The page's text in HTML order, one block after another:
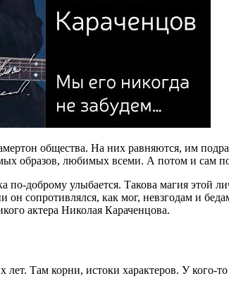
общества. На них равняются, им
образов, любимых всеми. А потом и сам
по-доброму улыбается. Такова магия этой
сопротивлялся, как мог, невзгодам и
актера Николая Караченцова.
лет. Там корни, истоки характеров. У